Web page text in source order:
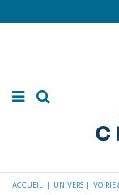
ACCUEIL UNIVERS VOIRIE